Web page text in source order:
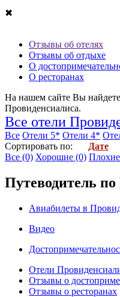
✖
Отзывы об отелях
Отзывы об отдыхе
О
О ресторанах
На нашем сайте Вы найдете
Провиденсиалиса.
Все отели
Все Отели 5* Отели 4*
Cортировать по:
Дате
Все (0) Хорошие (0) Плохие
Путеводитель
Авиабилеты в
Видео
Отели
Отзывы о
Отзывы о ресторанах